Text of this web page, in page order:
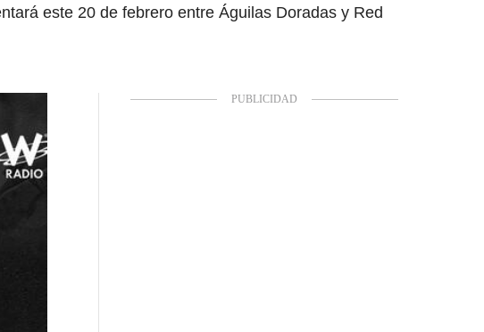
este 20 de febrero entre Águilas Doradas y Red